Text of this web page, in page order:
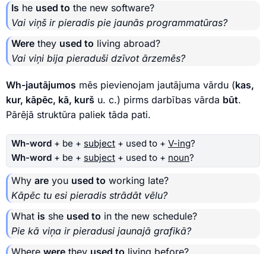
Is he used to the new software?
Vai viņš ir pieradis pie jaunās programmatūras?
Were they used to living abroad?
Vai viņi bija pieraduši dzīvot ārzemēs?
Wh-jautājumos mēs pievienojam jautājuma vārdu (kas,
kur, kāpēc, kā, kurš u. c.) pirms darbības vārda būt.
Pārējā struktūra paliek tāda pati.
Wh-word + be + subject + used to + V-ing?
Wh-word + be + subject + used to + noun?
Why are you used to working late?
Kāpēc tu esi pieradis strādāt vēlu?
What is she used to in the new schedule?
Pie kā viņa ir pieradusi jaunajā grafikā?